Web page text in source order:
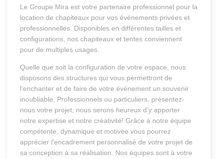
Le Groupe Mira est votre partenaire professionnel pour la
location de chapiteaux pour vos événements privées et
professionnelles. Disponibles en différentes tailles et
configurations, nos chapiteaux et tentes conviennent
pour de multiples usages.
Quelle que soit la configuration de votre espace, nous
disposons des structures qui vous permettront de
l’enchanter et de faire de votre évènement un souvenir
inoubliable. Professionnels ou particuliers, présentez-
nous votre projet, nous serons heureux d’y apporter
notre expertise et notre créativité! Grâce à notre équipe
compétente, dynamique et motivée vous pourrez
apprécier l'encadrement personnalisé de votre projet de
sa conception à sa réalisation. Nos équipes sont à votre